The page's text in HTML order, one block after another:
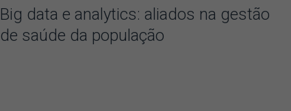
Big data e analytics: aliados na gestão
de saúde da população